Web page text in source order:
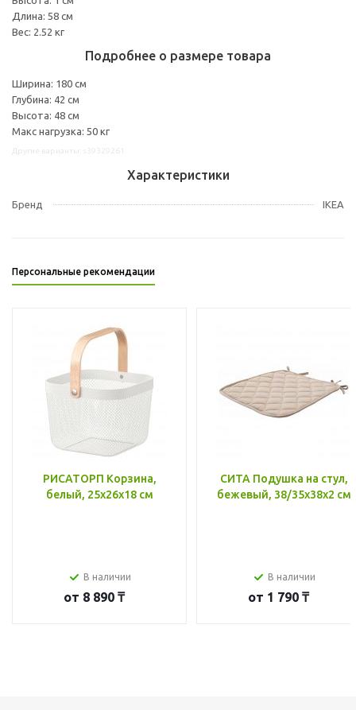
Длина: 58 см
Вес: 2.52 кг
Подробнее о размере товара
Ширина: 180 см
Глубина: 42 см
Высота: 48 см
Макс нагрузка: 50 кг
Характеристики
Бренд IKEA
Персональные рекомендации
РИСАТОРП Корзина,
белый, 25x26x18 см
В наличии
от 8 890 ₸
СИТА Подушка на стул,
бежевый, 38/35x38x2 см
В наличии
от 1 790 ₸